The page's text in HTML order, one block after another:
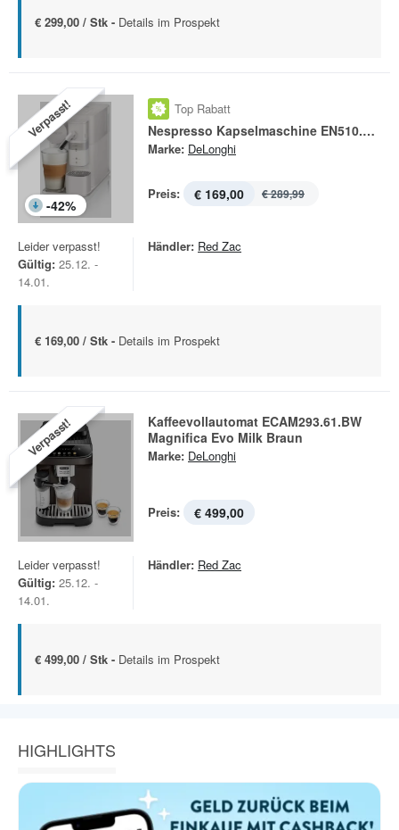
€ 299,00 / Stk - Details im Prospekt
Verpasst!
-42%
Top Rabatt
Nespresso Kapselmaschine EN510.W Lattissima One
Marke: DeLonghi
Preis: € 169,00 € 289,99
Leider verpasst!
Gültig: 25.12. -
14.01.
Händler: Red Zac
€ 169,00 / Stk - Details im Prospekt
Verpasst!
Kaffeevollautomat ECAM293.61.BW
Magnifica Evo Milk Braun
Marke: DeLonghi
Preis: € 499,00
Leider verpasst!
Gültig: 25.12. -
14.01.
Händler: Red Zac
€ 499,00 / Stk - Details im Prospekt
HIGHLIGHTS